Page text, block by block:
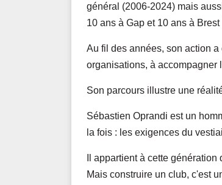
général (2006-2024) mais
10 ans à Gap et 10 ans à
Au fil des années, son action
organisations, à accompagner
Son parcours illustre une
Sébastien Oprandi est un
la fois : les exigences du
Il appartient à cette
Mais construire un club, c'est